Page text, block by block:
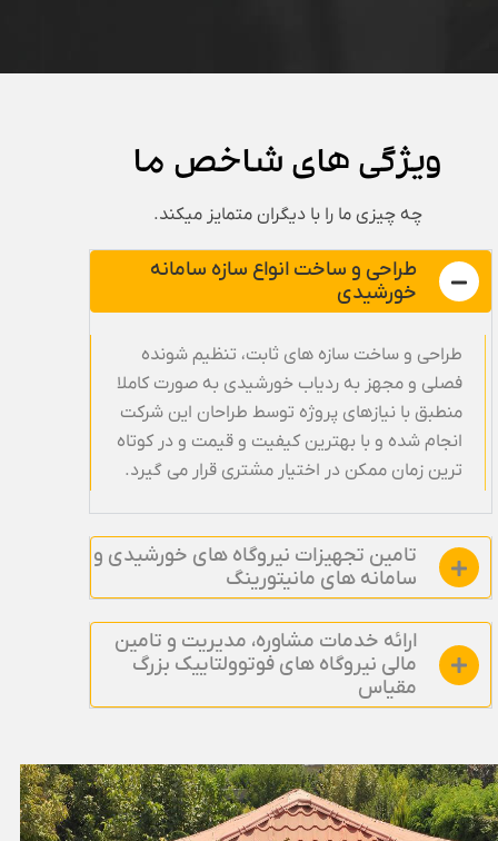
ویژگی های شاخص ما
چه چیزی ما را با دیگران متمایز میکند.
طراحی و ساخت انواع سازه سامانه
خورشیدی
طراحی و ساخت سازه های ثابت، تنظیم شونده
فصلی و مجهز به ردیاب خورشیدی به صورت کاملا
منطبق با نیازهای پروژه توسط طراحان این شرکت
انجام شده و با بهترین کیفیت و قیمت و در کوتاه
ترین زمان ممکن در اختیار مشتری قرار می گیرد.
تامین تجهیزات نیروگاه های خورشیدی و
سامانه های مانیتورینگ
ارائه خدمات مشاوره، مدیریت و تامین
مالی نیروگاه های فوتوولتاییک بزرگ
مقیاس